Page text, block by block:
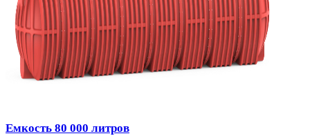
Емкость 80 000 литров